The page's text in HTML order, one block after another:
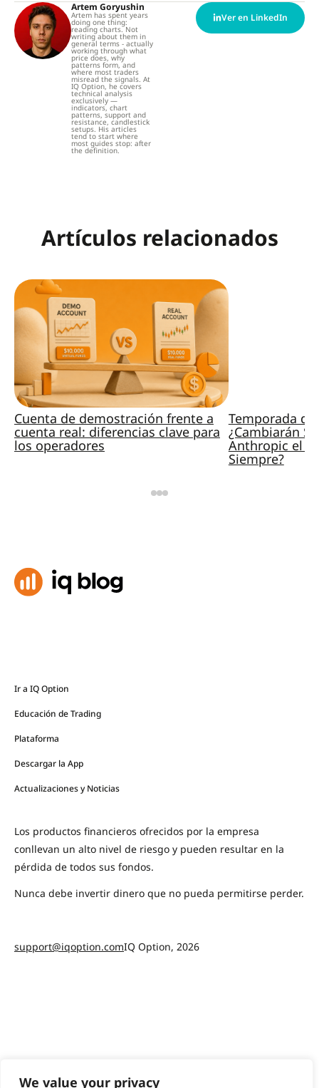
We value your privacy
Artem Goryushin
Artem has spent years
doing one thing:
reading charts. Not
writing about them in
general terms - actually
working through what
price does, why
patterns form, and
where most traders
misread the signals. At
IQ Option, he covers
technical analysis
exclusively —
indicators, chart
patterns, support and
resistance, candlestick
setups. His articles
tend to start where
most guides stop: after
the definition.
Ver en LinkedIn
Artículos relacionados
Cuenta de demostración frente a
cuenta real: diferencias clave para
los operadores
Temporada de
¿Cambiarán
Anthropic el
Siempre?
Ir a IQ Option
Educación de Trading
Plataforma
Descargar la App
Actualizaciones y Noticias
Los productos financieros ofrecidos por la empresa
conllevan un alto nivel de riesgo y pueden resultar en la
pérdida de todos sus fondos.
Nunca debe invertir dinero que no pueda permitirse perder.
support@iqoption.comIQ Option, 2026